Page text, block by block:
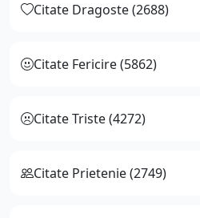
Citate Dragoste (2688)
Citate Fericire (5862)
Citate Triste (4272)
Citate Prietenie (2749)